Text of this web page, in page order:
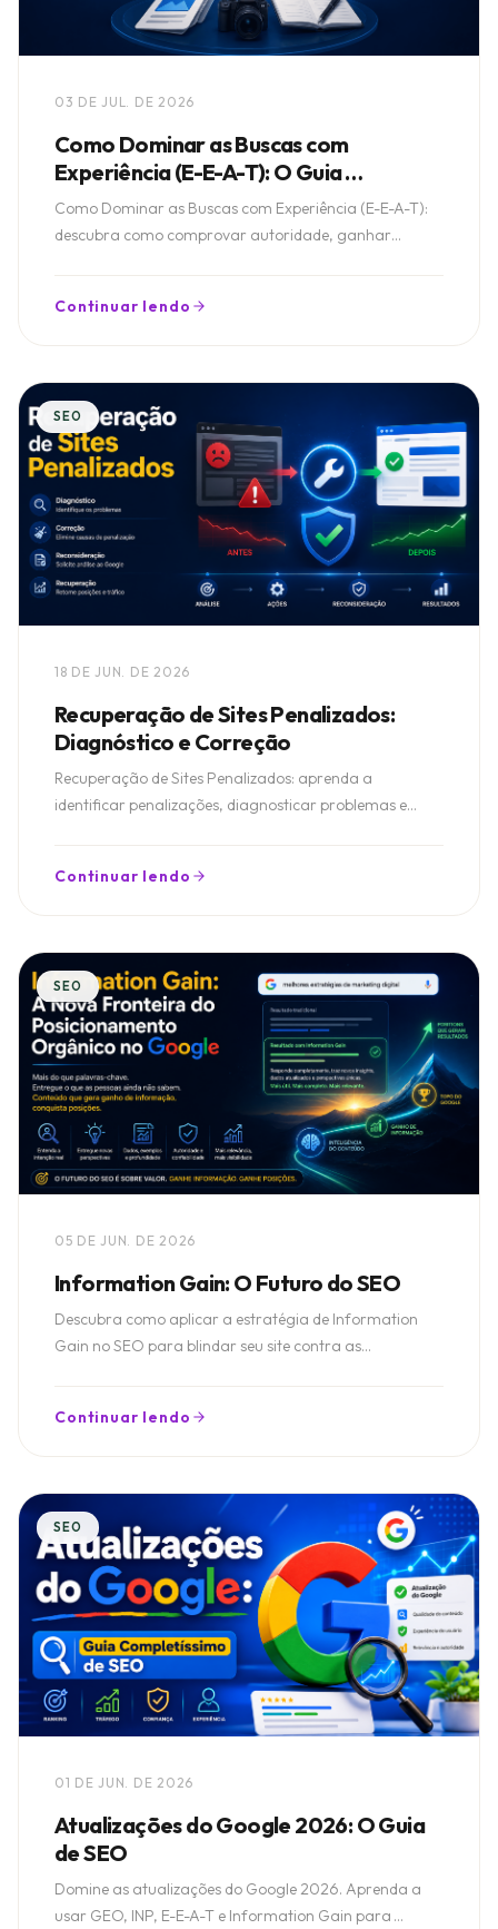
03 DE JUL. DE 2026
Como Dominar as Buscas com
Experiência (E-E-A-T): O Guia
Definitivo
Como Dominar as Buscas com Experiência (E-E-A-T):
descubra como comprovar autoridade, ganhar
Continuar lendo
SEO
18 DE JUN. DE 2026
Recuperação de Sites Penalizados:
Diagnóstico e Correção
Recuperação de Sites Penalizados: aprenda a
identificar penalizações, diagnosticar problemas e
Continuar lendo
SEO
05 DE JUN. DE 2026
Information Gain: O Futuro do SEO
Descubra como aplicar a estratégia de Information
Gain no SEO para blindar seu site contra as
Continuar lendo
SEO
01 DE JUN. DE 2026
Atualizações do Google 2026: O Guia
de SEO
Domine as atualizações do Google 2026. Aprenda a
usar GEO, INP, E-E-A-T e Information Gain para